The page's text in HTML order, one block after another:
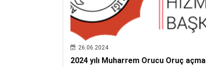
26.06.2024
2024 yılı Muharrem Orucu Oruç açma